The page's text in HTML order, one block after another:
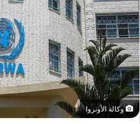
وكالة الأونروا